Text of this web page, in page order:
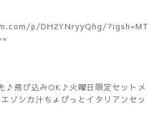
p/DH2YNryyQhg/?igsh=MT
飛び込みOK♪火曜日限定セットメ
ゾシカ汁ちょびっとイタリアンセッ